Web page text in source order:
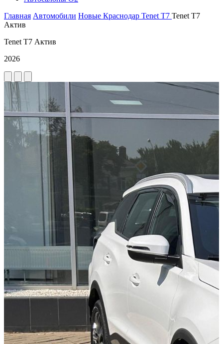
Главная Автомобили Новые Краснодар Tenet T7 Tenet T7
Актив
Tenet T7 Актив
2026